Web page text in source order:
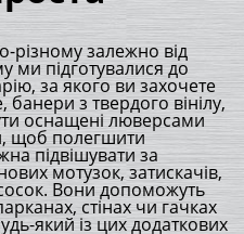
різному залежно від
ми підготувалися до
за якого ви захочете
з твердого вінілу,
оснащені люверсами
щоб полегшити
підвішувати за
мотузок, затискачів,
Вони допоможуть
стінах чи гачках
який із цих додаткових